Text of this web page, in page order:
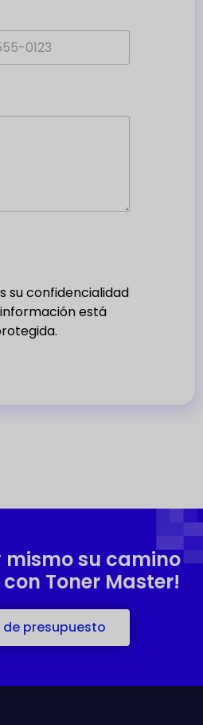
su confidencialidad
está
mismo su camino
Toner Master!
presupuesto